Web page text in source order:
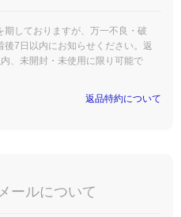
しておりますが、万一不良・破
7日以内にお知らせください。返
、未開封・未使用に限り可能で
返品特約について
ールについて